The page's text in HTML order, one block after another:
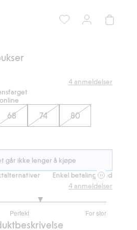
4anmeldelser
68 74 80
går ikke lenger å kjøpe
Enkel betaling med Vipps &
Perfekt For stor
4anmeldelser